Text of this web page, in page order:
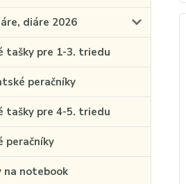
diáre 2026
tašky pre 1-3. triedu
peračníky
tašky pre 4-5. triedu
peračníky
na notebook